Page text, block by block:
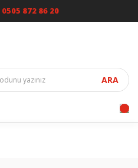
0505 872 86 20
ARA